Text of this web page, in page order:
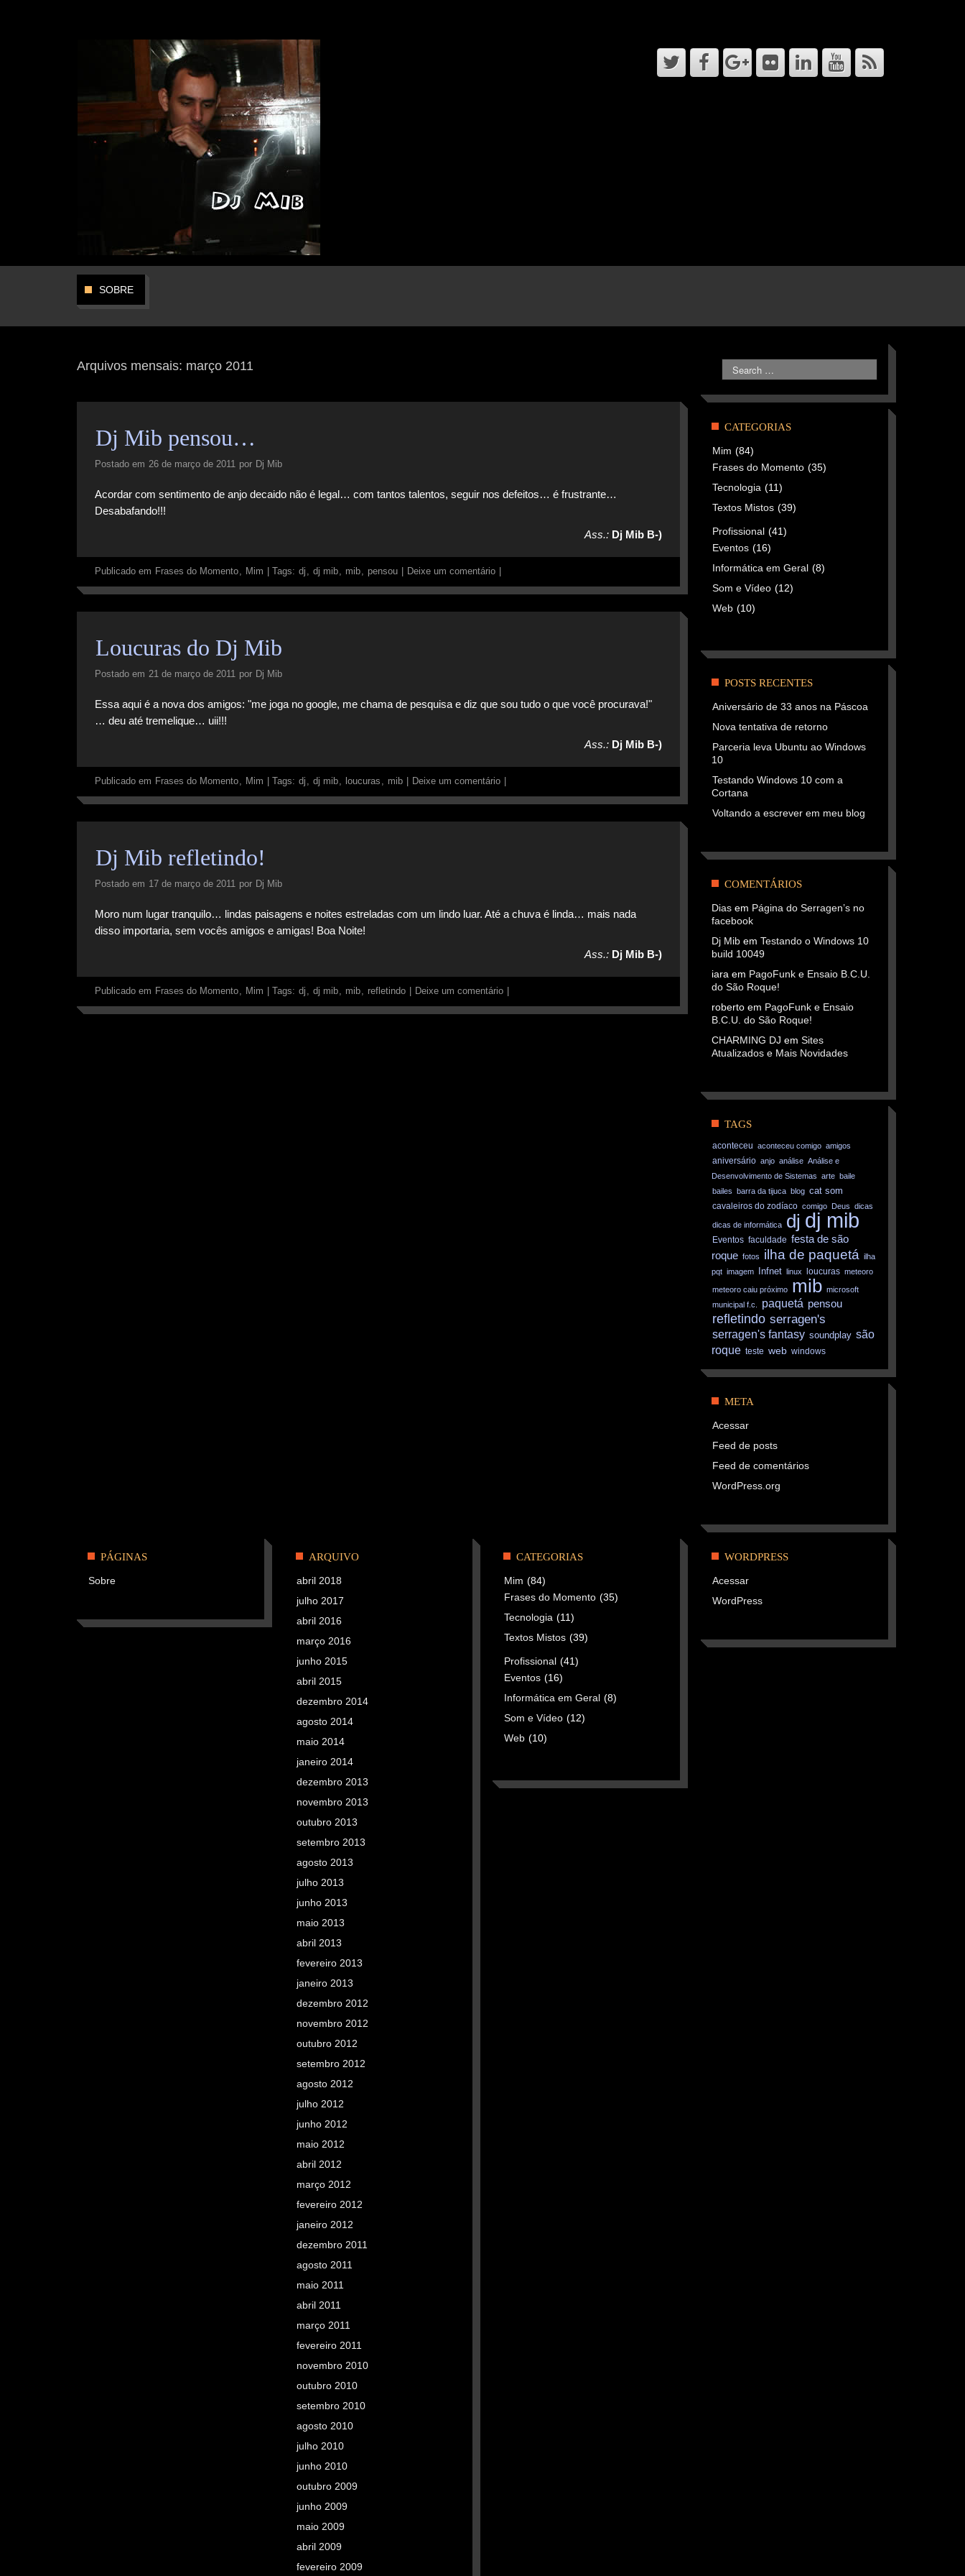
SOBRE
Arquivos mensais: março 2011
Dj Mib pensou…
Postado em 26 de março de 2011 por Dj Mib
Acordar com sentimento de anjo decaido não é legal… com tantos talentos, seguir nos defeitos… é frustrante…
Desabafando!!!
Ass.: Dj Mib B-)
Publicado em Frases do Momento, Mim Tags: dj , dj mib, mib, pensou Deixe um comentário
Loucuras do Dj Mib
Postado em 21 de março de 2011 por Dj Mib
Essa aqui é a nova dos amigos: "me joga no google, me chama de pesquisa e diz que sou tudo o que você procurava!"
… deu até tremelique… uii!!!
Ass.: Dj Mib B-)
Publicado em Frases do Momento, Mim Tags: dj , dj mib, loucuras , mib Deixe um comentário
Dj Mib refletindo!
Postado em 17 de março de 2011 por Dj Mib
Moro num lugar tranquilo… lindas paisagens e noites estreladas com um lindo luar. Até a chuva é linda… mais nada
disso importaria, sem vocês amigos e amigas! Boa Noite!
Ass.: Dj Mib B-)
Publicado em Frases do Momento, Mim Tags: dj , dj mib, mib, refletindo Deixe um comentário
CATEGORIAS
Mim (84)
Frases do Momento (35)
Tecnologia (11)
Textos Mistos (39)
Profissional (41)
Eventos (16)
Informática em Geral (8)
Som e Vídeo (12)
Web (10)
POSTS RECENTES
Aniversário de 33 anos na Páscoa
Nova tentativa de retorno
Parceria leva Ubuntu ao Windows
10
Testando Windows 10 com a
Cortana
Voltando a escrever em meu blog
COMENTÁRIOS
Dias em Página do Serragen’s no
facebook
Dj Mib emTestando o Windows 10
build 10049
iara em PagoFunk e Ensaio B.C.U.
do São Roque!
roberto em PagoFunk e Ensaio
B.C.U. do São Roque!
CHARMING DJ emSites
Atualizados e Mais Novidades
TAGS
aconteceu aconteceu comigo amigos
aniversário anjo análise Análise e
Desenvolvimento de Sistemas
arte baile
bailes
barra da tijuca blog cat som
cavaleiros do zodíaco comigo Deus dicas
dicas de informática dj dj mib
Eventos faculdade festa de são
roque fotos ilha de paquetá
ilha
pqt imagem Infnet linux loucuras meteoro
meteoro caiu próximo mib microsoft
municipal f.c.
paquetá pensou
refletindo serragen's
serragen's fantasy soundplay são
roque teste web windows
META
Acessar
Feed de posts
Feed de comentários
WordPress.org
PÁGINAS
Sobre
ARQUIVO
abril 2018
julho 2017
abril 2016
março 2016
junho 2015
abril 2015
dezembro 2014
agosto 2014
maio 2014
janeiro 2014
dezembro 2013
novembro 2013
outubro 2013
setembro 2013
agosto 2013
julho 2013
junho 2013
maio 2013
abril 2013
fevereiro 2013
janeiro 2013
dezembro 2012
novembro 2012
outubro 2012
setembro 2012
agosto 2012
julho 2012
junho 2012
maio 2012
abril 2012
março 2012
fevereiro 2012
janeiro 2012
dezembro 2011
agosto 2011
maio 2011
abril 2011
março 2011
fevereiro 2011
novembro 2010
outubro 2010
setembro 2010
agosto 2010
julho 2010
junho 2010
outubro 2009
junho 2009
maio 2009
abril 2009
fevereiro 2009
CATEGORIAS
Mim (84)
Frases do Momento (35)
Tecnologia (11)
Textos Mistos (39)
Profissional (41)
Eventos (16)
Informática em Geral (8)
Som e Vídeo (12)
Web (10)
WORDPRESS
Acessar
WordPress